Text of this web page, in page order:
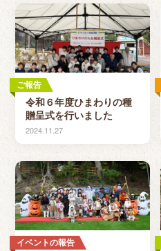
ご報告
令和６年度ひまわりの種
贈呈式を行いました
2024.11.27
イベントの報告